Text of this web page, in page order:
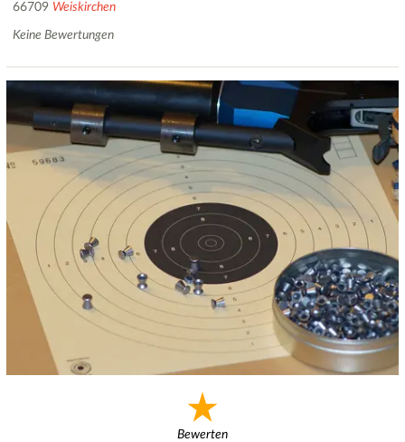
66709 Weiskirchen
Keine Bewertungen
Bewerten